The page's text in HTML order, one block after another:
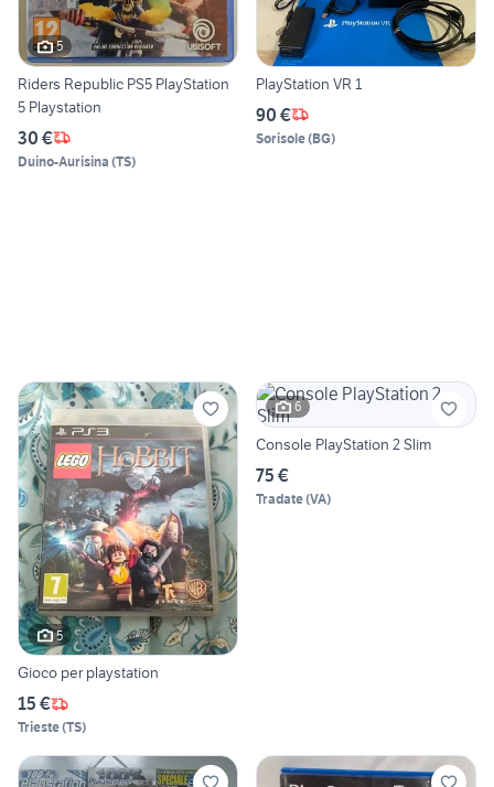
5
Riders Republic PS5 PlayStation
5 Playstation
30 €
Duino-Aurisina (TS)
PlayStation VR 1
90 €
Sorisole(BG)
5
Gioco per playstation
15 €
Trieste(TS)
6
Console PlayStation 2 Slim
75 €
Tradate(VA)